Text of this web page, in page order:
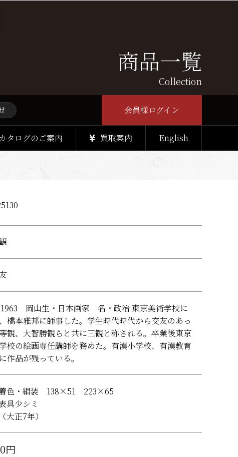
商品一覧
Collection
会員様ログイン
カタログのご案内 買取案内 English
岡山生・日本画家 名・政治 東京美術学校に
橋本雅邦に師事した。学生時代時代から交友のあっ
観、大智勝観らと共に三観と称される。卒業後東京
校の絵画専任講師を務めた。有漢小学校、有漢教育
作品が残っている。
色・絹装 138×51 223×65
具少シミ
大正7年）
円